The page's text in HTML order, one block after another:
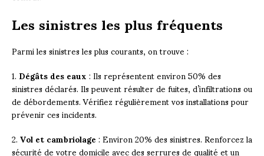
Les sinistres les plus fréquents
Parmi les sinistres les plus courants, on trouve :
1.Dégâts des eaux: Ils représentent environ 50% des
sinistres déclarés. Ils peuvent résulter de fuites, d’infiltrations ou
de débordements. Vérifiez régulièrement vos installations pour
prévenir ces incidents.
2.Vol et cambriolage: Environ 20% des sinistres. Renforcez la